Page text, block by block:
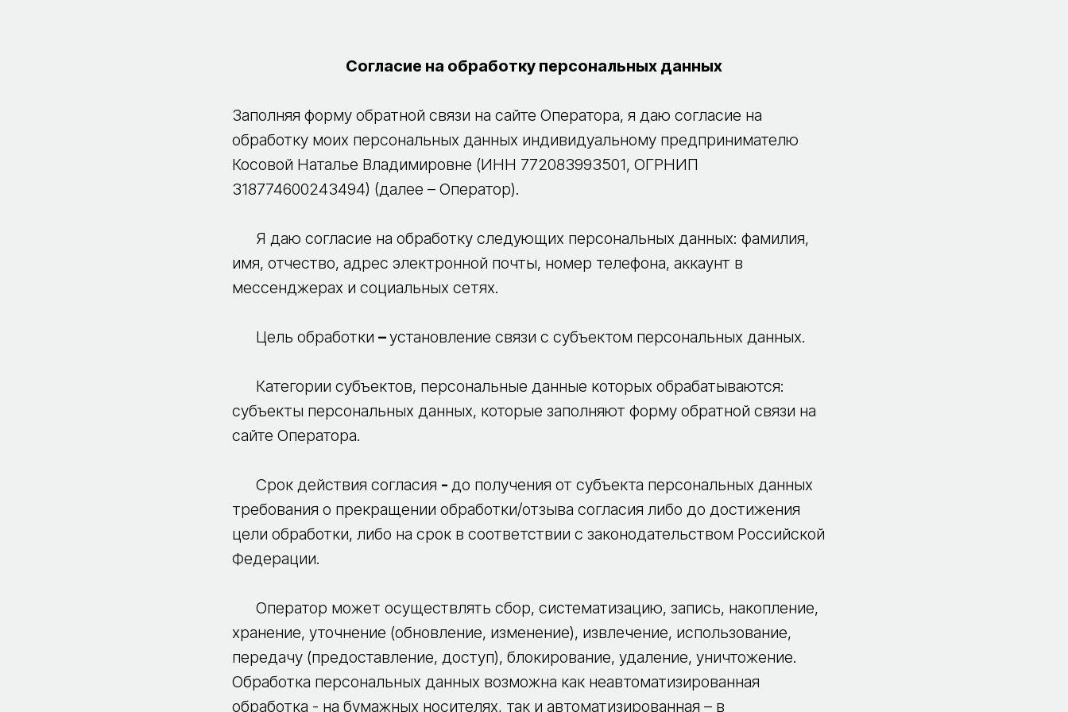
Согласие на обработку персональных данных
Заполняя форму обратной связи на сайте Оператора, я даю согласие на
обработку моих персональных данных индивидуальному предпринимателю
Косовой Наталье Владимировне (ИНН 772083993501, ОГРНИП
318774600243494) (далее – Оператор).
Я даю согласие на обработку следующих персональных данных: фамилия,
имя, отчество, адрес электронной почты, номер телефона, аккаунт в
мессенджерах и социальных сетях.
Цель обработки –установление связи с субъектом персональных данных.
Категории субъектов, персональные данные которых обрабатываются:
субъекты персональных данных, которые заполняют форму обратной связи на
сайте Оператора.
Срок действия согласия - до получения от субъекта персональных данных
требования о прекращении обработки/отзыва согласия либо до достижения
цели обработки, либо на срок в соответствии с законодательством Российской
Федерации.
Оператор может осуществлять сбор, систематизацию, запись, накопление,
хранение, уточнение (обновление, изменение), извлечение, использование,
передачу (предоставление, доступ), блокирование, удаление, уничтожение.
Обработка персональных данных возможна как неавтоматизированная
обработка - на бумажных носителях, так и автоматизированная – в